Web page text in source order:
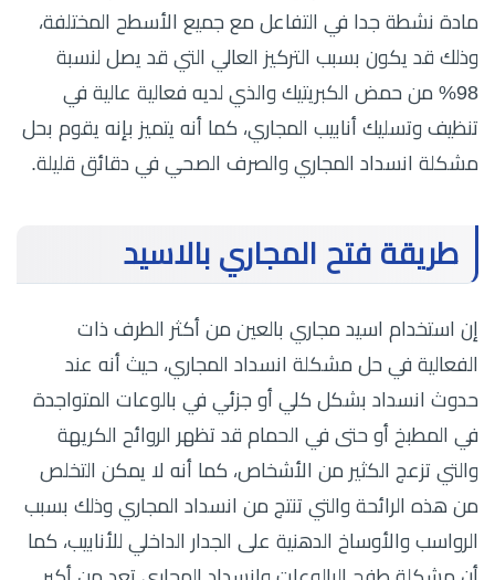
مادة نشطة جدا في التفاعل مع جميع الأسطح المختلفة،
وذلك قد يكون بسبب التركيز العالي التي قد يصل لنسبة
98% من حمض الكبريتيك والذي لديه فعالية عالية في
تنظيف وتسليك أنابيب المجاري، كما أنه يتميز بإنه يقوم بحل
مشكلة انسداد المجاري والصرف الصحي في دقائق قليلة.
طريقة فتح المجاري بالاسيد
إن استخدام اسيد مجاري بالعين من أكثر الطرف ذات
الفعالية في حل مشكلة انسداد المجاري، حيث أنه عند
حدوث انسداد بشكل كلي أو جزئي في بالوعات المتواجدة
في المطبخ أو حتى في الحمام قد تظهر الروائح الكريهة
والتي تزعج الكثير من الأشخاص، كما أنه لا يمكن التخلص
من هذه الرائحة والتي تنتج من انسداد المجاري وذلك بسبب
الرواسب والأوساخ الدهنية على الجدار الداخلي للأنابيب، كما